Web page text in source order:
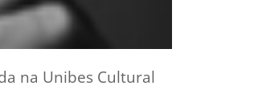
na Unibes Cultural